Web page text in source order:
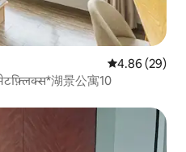
औसत रेटिंग 5 में
4.86 (29)
湖景公寓10